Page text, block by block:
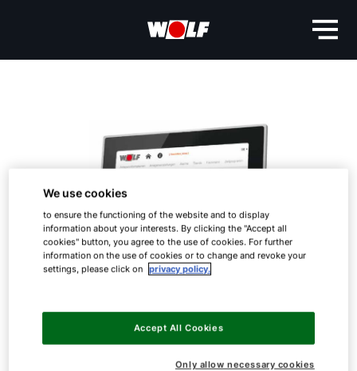
We use cookies
to ensure the functioning of the website and to display
information about your interests. By clicking the "Accept all
cookies" button, you agree to the use of cookies. For further
information on the use of cookies or to change and revoke your
settings, please click on privacy policy.
Only allow necessary cookies
Accept All Cookies